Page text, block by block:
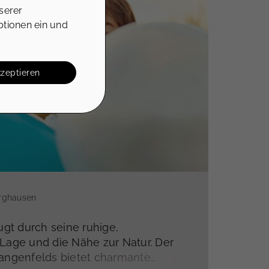
durch seine ruhige,
und die Nähe zur Natur. Der
bietet charmante
ein und